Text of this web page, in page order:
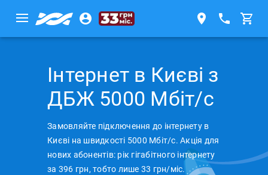
Інтернет в Києві з
ДБЖ 5000 Мбіт/с
Замовляйте підключення до інтернету в
Києві на швидкості 5000 Мбіт/с. Акція для
нових абонентів: рік гігабітного інтернету
за 396 грн, тобто лише 33 грн/міс.